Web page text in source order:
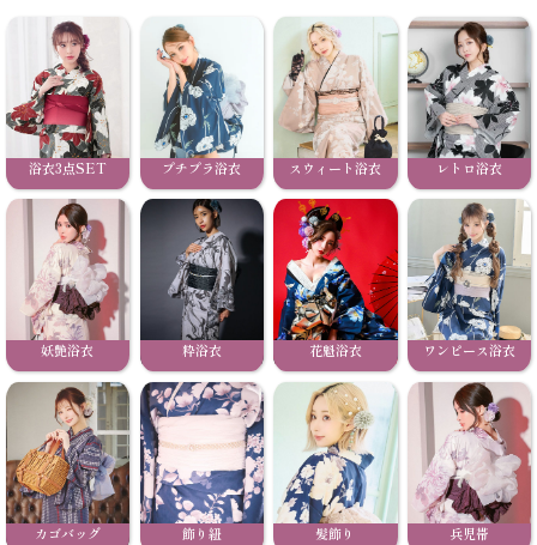
浴衣3点SET プチプラ浴衣 スウィート浴衣 レトロ浴衣
妖艶浴衣 粋浴衣 花魁浴衣 ワンピース浴衣
カゴバッグ 飾り紐 髪飾り 兵児帯